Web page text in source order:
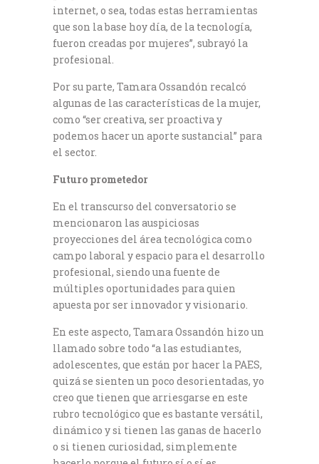
internet, o sea, todas estas herramientas
que son la base hoy día, de la tecnología,
fueron creadas por mujeres”, subrayó la
profesional.
Por su parte, Tamara Ossandón recalcó
algunas de las características de la mujer,
como “ser creativa, ser proactiva y
podemos hacer un aporte sustancial” para
el sector.
Futuro prometedor
En el transcurso del conversatorio se
mencionaron las auspiciosas
proyecciones del área tecnológica como
campo laboral y espacio para el desarrollo
profesional, siendo una fuente de
múltiples oportunidades para quien
apuesta por ser innovador y visionario.
En este aspecto, Tamara Ossandón hizo un
llamado sobre todo “a las estudiantes,
adolescentes, que están por hacer la PAES,
quizá se sienten un poco desorientadas, yo
creo que tienen que arriesgarse en este
rubro tecnológico que es bastante versátil,
dinámico y si tienen las ganas de hacerlo
o si tienen curiosidad, simplemente